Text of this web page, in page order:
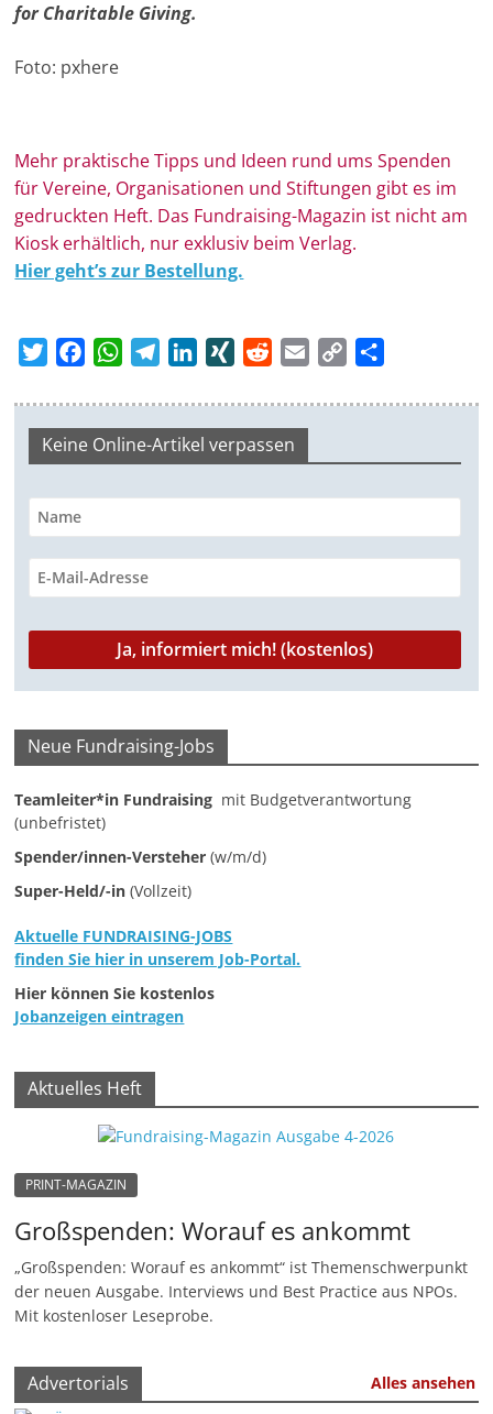
for Charitable Giving.
Foto: pxhere
Mehr prak­ti­sche Tipps und Ideen rund ums Spen­den
für Ver­eine, Orga­ni­sa­tionen und Stif­tungen gibt es im
ge­druckten Heft. Das Fundraising-Magazin ist nicht am
Kiosk erhältlich, nur exklusiv beim Verlag.
Hier geht’s zur Bestellung.
i
t
t
e
r
c
e
b
o
W
a
t
s
A
l
e
g
r
n
k
e
d
N
G
d
d
i
t
a
l
p
L
i
i
e
n
Keine Online-Artikel verpassen
Neue Fundraising-Jobs
Teamleiter*in Fundraising mit Budgetverantwortung
(unbefristet)
Spender/innen-Versteher (w/m/d)
Super-Held/-in (Vollzeit)
Aktuelle FUNDRAISING-JOBS
finden Sie hier in unserem Job-Portal.
Hier können Sie kostenlos
Jobanzeigen eintragen
Aktuelles Heft
PRINT-MAGAZIN
Großspenden: Worauf es ankommt
„Großspenden: Worauf es ankommt“ ist Themenschwerpunkt
der neuen Ausgabe. Interviews und Best Practice aus NPOs.
Mit kostenloser Leseprobe.
Advertorials Alles ansehen